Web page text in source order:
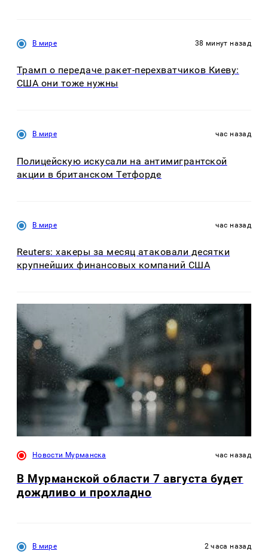
В мире 38 минут назад
Трамп о передаче ракет-перехватчиков Киеву:
США они тоже нужны
В мире час назад
Полицейскую искусали на антимигрантской
акции в британском Тетфорде
В мире час назад
Reuters: хакеры за месяц атаковали десятки
крупнейших финансовых компаний США
Новости Мурманска час назад
В Мурманской области 7 августа будет
дождливо и прохладно
В мире 2 часа назад